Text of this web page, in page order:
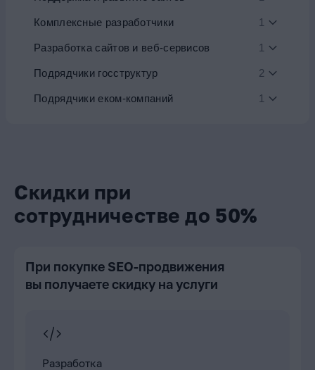
Комплексные разработчики 1
Разработка сайтов и веб-сервисов 1
Подрядчики госструктур 2
Подрядчики еком-компаний 1
Скидки при
сотрудничестве до 50%
При покупке SEO-продвижения
вы получаете скидку на услуги
Разработка